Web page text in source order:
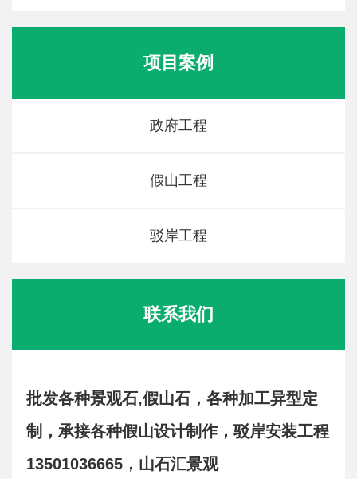
项目案例
政府工程
假山工程
驳岸工程
联系我们
批发各种景观石,假山石，各种加工异型定
制，承接各种假山设计制作，驳岸安装工程
13501036665，山石汇景观